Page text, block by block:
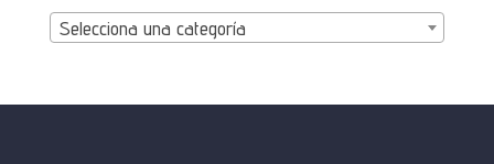
Selecciona una categoría